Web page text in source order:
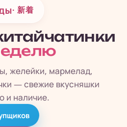
· 新着
желейки, мармелад,
— свежие вкусняшки
и наличие.